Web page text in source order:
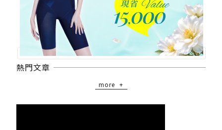
熱門文章
more